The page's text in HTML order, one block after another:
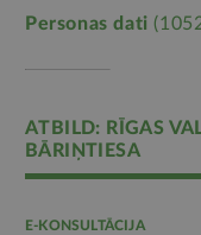
Personas dati
ATBILD: RĪGAS
BĀRIŅTIESA
E-KONSULTĀCIJA